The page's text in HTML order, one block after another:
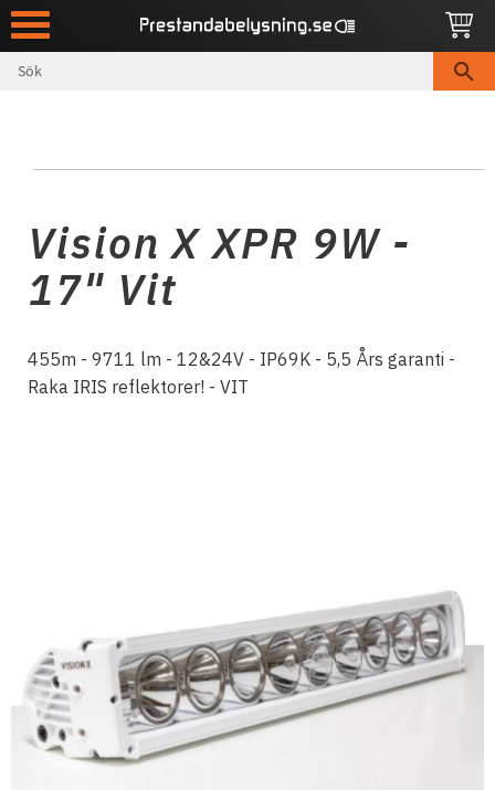
Meny
Vision X XPR 9W -
17" Vit
455m - 9711 lm - 12&24V - IP69K - 5,5 Års garanti -
Raka IRIS reflektorer! - VIT